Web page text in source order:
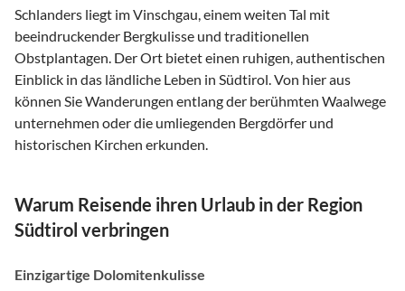
Schlanders liegt im Vinschgau, einem weiten Tal mit
beeindruckender Bergkulisse und traditionellen
Obstplantagen. Der Ort bietet einen ruhigen, authentischen
Einblick in das ländliche Leben in Südtirol. Von hier aus
können Sie Wanderungen entlang der berühmten Waalwege
unternehmen oder die umliegenden Bergdörfer und
historischen Kirchen erkunden.
Warum Reisende ihren Urlaub in der Region
Südtirol verbringen
Einzigartige Dolomitenkulisse